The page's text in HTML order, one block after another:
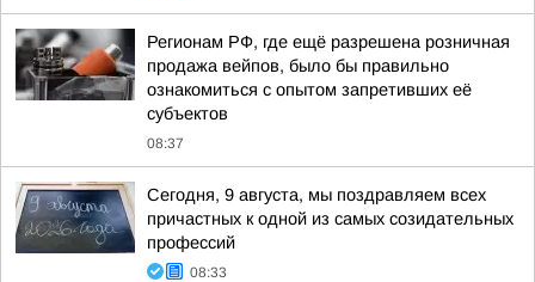
Регионам РФ, где ещё разрешена розничная
продажа вейпов, было бы правильно
ознакомиться с опытом запретивших её
субъектов
08:37
Сегодня, 9 августа, мы поздравляем всех
причастных к одной из самых созидательных
профессий
08:33